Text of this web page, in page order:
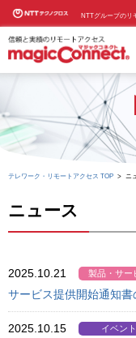
NTTグループのリ
テレワーク・リモートアクセス TOP ニ
ニュース
2025.10.21 製品・サー
サービス提供開始通知
2025.10.15 イベント